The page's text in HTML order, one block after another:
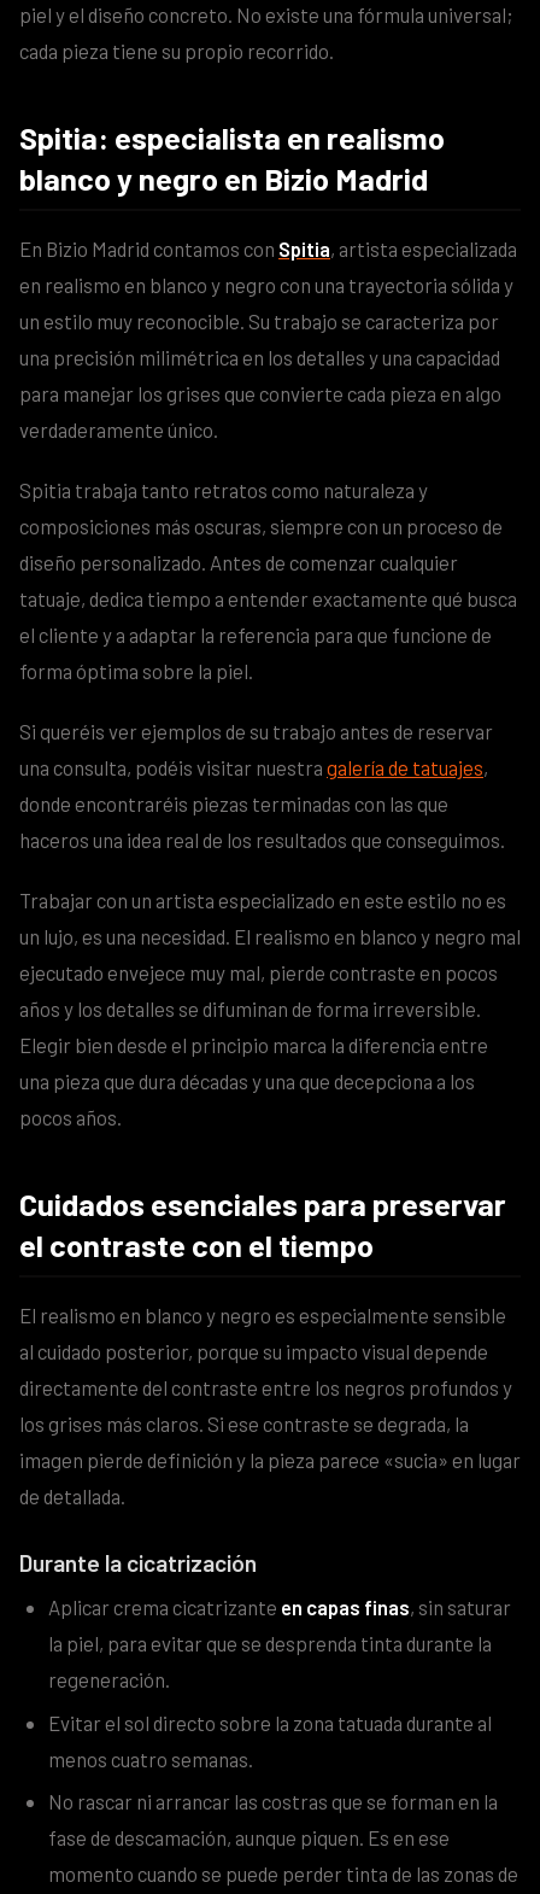
piel y el diseño concreto. No existe una fórmula universal;
cada pieza tiene su propio recorrido.
Spitia: especialista en realismo
blanco y negro en Bizio Madrid
En Bizio Madrid contamos con Spitia, artista especializada
en realismo en blanco y negro con una trayectoria sólida y
un estilo muy reconocible. Su trabajo se caracteriza por
una precisión milimétrica en los detalles y una capacidad
para manejar los grises que convierte cada pieza en algo
verdaderamente único.
Spitia trabaja tanto retratos como naturaleza y
composiciones más oscuras, siempre con un proceso de
diseño personalizado. Antes de comenzar cualquier
tatuaje, dedica tiempo a entender exactamente qué busca
el cliente y a adaptar la referencia para que funcione de
forma óptima sobre la piel.
Si queréis ver ejemplos de su trabajo antes de reservar
una consulta, podéis visitar nuestra galería de tatuajes,
donde encontraréis piezas terminadas con las que
haceros una idea real de los resultados que conseguimos.
Trabajar con un artista especializado en este estilo no es
un lujo, es una necesidad. El realismo en blanco y negro mal
ejecutado envejece muy mal, pierde contraste en pocos
años y los detalles se difuminan de forma irreversible.
Elegir bien desde el principio marca la diferencia entre
una pieza que dura décadas y una que decepciona a los
pocos años.
Cuidados esenciales para preservar
el contraste con el tiempo
El realismo en blanco y negro es especialmente sensible
al cuidado posterior, porque su impacto visual depende
directamente del contraste entre los negros profundos y
los grises más claros. Si ese contraste se degrada, la
imagen pierde definición y la pieza parece «sucia» en lugar
de detallada.
Durante la cicatrización
Aplicar crema cicatrizante en capas finas, sin saturar
la piel, para evitar que se desprenda tinta durante la
regeneración.
Evitar el sol directo sobre la zona tatuada durante al
menos cuatro semanas.
No rascar ni arrancar las costras que se forman en la
fase de descamación, aunque piquen. Es en ese
momento cuando se puede perder tinta de las zonas de